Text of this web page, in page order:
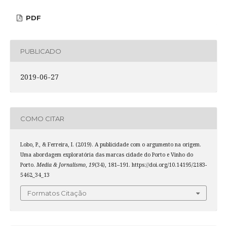
PDF
PUBLICADO
2019-06-27
COMO CITAR
Lobo, P., & Ferreira, I. (2019). A publicidade com o argumento na origem.
Uma abordagem exploratória das marcas cidade do Porto e Vinho do
Porto. Media & Jornalismo, 19(34), 181–191. https://doi.org/10.14195/2183-
5462_34_13
Formatos Citação